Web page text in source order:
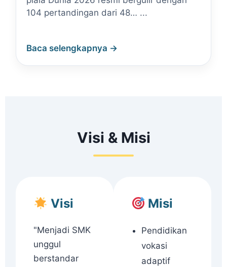
104 pertandingan dari 48… ...
Baca selengkapnya →
Visi & Misi
Visi
"Menjadi SMK
unggul
berstandar
Misi
Pendidikan
vokasi
adaptif